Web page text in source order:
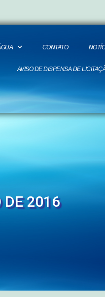
CONTATO
AVISO DE DISPENSA DE
DE 2016